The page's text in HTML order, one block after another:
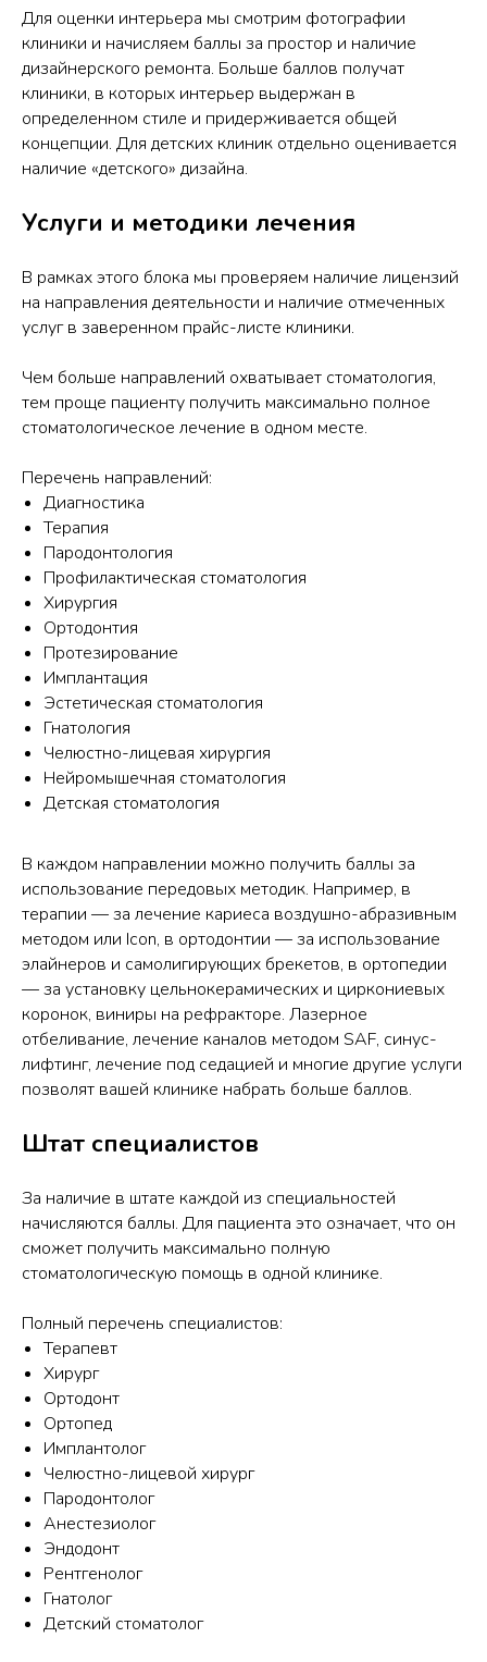
Для оценки интерьера мы смотрим фотографии
клиники и начисляем баллы за простор и наличие
дизайнерского ремонта. Больше баллов получат
клиники, в которых интерьер выдержан в
определенном стиле и придерживается общей
концепции. Для детских клиник отдельно оценивается
наличие «детского» дизайна.
Услуги и методики лечения
В рамках этого блока мы проверяем наличие лицензий
на направления деятельности и наличие отмеченных
услуг в заверенном прайс-листе клиники.
Чем больше направлений охватывает стоматология,
тем проще пациенту получить максимально полное
стоматологическое лечение в одном месте.
Перечень направлений:
Диагностика
Терапия
Пародонтология
Профилактическая стоматология
Хирургия
Ортодонтия
Протезирование
Имплантация
Эстетическая стоматология
Гнатология
Челюстно-лицевая хирургия
Нейромышечная стоматология
Детская стоматология
В каждом направлении можно получить баллы за
использование передовых методик. Например, в
терапии — за лечение кариеса воздушно-абразивным
методом или Icon, в ортодонтии — за использование
элайнеров и самолигирующих брекетов, в ортопедии
— за установку цельнокерамических и циркониевых
коронок, виниры на рефракторе. Лазерное
отбеливание, лечение каналов методом SAF, синус-
лифтинг, лечение под седацией и многие другие услуги
позволят вашей клинике набрать больше баллов.
Штат специалистов
За наличие в штате каждой из специальностей
начисляются баллы. Для пациента это означает, что он
сможет получить максимально полную
стоматологическую помощь в одной клинике.
Полный перечень специалистов:
Терапевт
Хирург
Ортодонт
Ортопед
Имплантолог
Челюстно-лицевой хирург
Пародонтолог
Анестезиолог
Эндодонт
Рентгенолог
Гнатолог
Детский стоматолог